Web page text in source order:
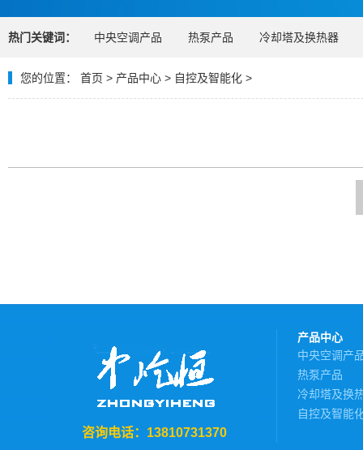
热门关键词： 中央空调产品 热泵产品 冷却塔及换热器
您的位置： 首页 > 产品中心 > 自控及智能化 >
咨询电话：13810731370
产品中心
中央空调产
热泵产品
冷却塔及换
自控及智能